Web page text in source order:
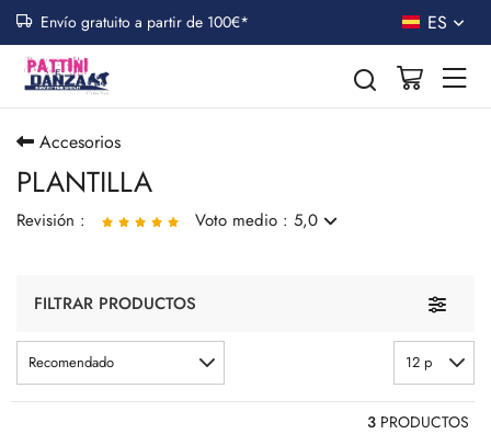
Envío gratuito a partir de 100€* ES
Accesorios
PLANTILLA
Revisión : Voto medio : 5,0
PLANTILLA ANTICHOQUE
Toggle
FILTRAR PRODUCTOS
Recomendado 12 p
3 PRODUCTOS